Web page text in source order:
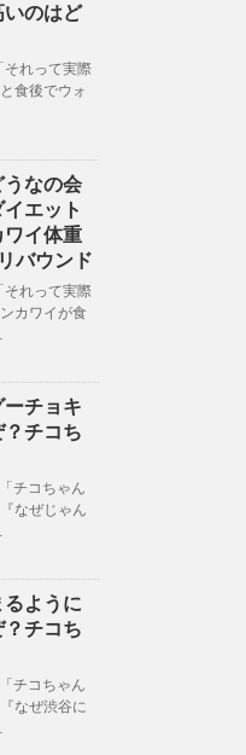
いのはど
それって実際
食後でウォ
うなの会
エット
ワイ体重
バウンド
それって実際
カワイが食
ーチョキ
チコち
チコちゃん
なぜじゃん
ように
チコち
チコちゃん
なぜ渋谷に